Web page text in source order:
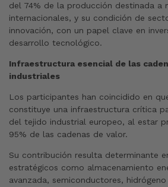
del 74% de la producción destinada a
internacionales, y su condición de
innovación, con un papel clave en
desarrollo tecnológico.
Infraestructura esencial de las
industriales
Los participantes han coincidido en
constituye una infraestructura crítica
del tejido industrial europeo, al estar
95% de las cadenas de valor.
Su contribución resulta determinante
estratégicos como almacenamiento
avanzada, semiconductores,